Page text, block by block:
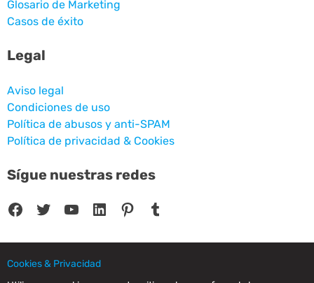
Glosario de Marketing
Casos de éxito
Legal
Aviso legal
Condiciones de uso
Política de abusos y anti-SPAM
Política de privacidad & Cookies
Sígue nuestras redes
Facebook Twitter YouTube LinkedIn Pinterest Tumblr
Cookies & Privacidad